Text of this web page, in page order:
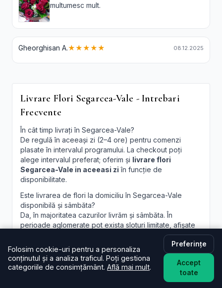
multumesc mult.
Gheorghisan A.★★★★★ 08.12.2025
Livrare Flori Segarcea-Vale - Intrebari
Frecvente
În cât timp livrați în Segarcea-Vale?
De regulă în aceeași zi (2–4 ore) pentru comenzi
plasate în intervalul programului. La checkout poți
alege intervalul preferat; oferim și livrare flori
Segarcea-Vale in aceeasi zi în funcție de
disponibilitate.
Este livrarea de flori la domiciliu în Segarcea-Vale
disponibilă și sâmbăta?
Da, în majoritatea cazurilor livrăm și sâmbăta. În
perioade aglomerate pot exista sloturi limitate, afișate
Pot programa livrarea pentru o oră anume în
Segarcea-Vale?
Oferim intervale orare; pentru ore fixe încercăm să
acomodăm cererea, în funcție de traseul curierilor.
Folosim cookie-uri pentru a personaliza
conținutul și a analiza traficul. Poți gestiona
categoriile de consimțământ. Află mai mult.
Preferințe
Accept
toate